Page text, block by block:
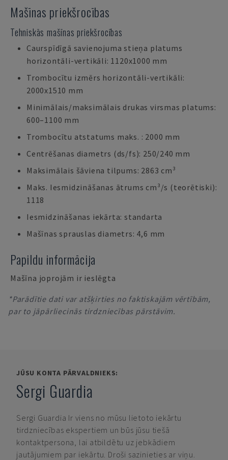
Mašīnas priekšrocības
Tehniskās mašīnas priekšrocības
Caurspīdīgā savienojuma stieņa platums
horizontāli-vertikāli: 1120x1000 mm
Trombocītu izmērs horizontāli-vertikāli:
2000x1510 mm
Minimālais/maksimālais drukas virsmas platums:
600–1100 mm
Trombocītu atstatums maks. : 2000 mm
Centrēšanas diametrs (ds/fs): 250/240 mm
Maksimālais šāviena tilpums: 2863 cm³
Maks. Iesmidzināšanas ātrums cm³/s (teorētiski):
1118
Iesmidzināšanas iekārta: standarta
Mašīnas sprauslas diametrs: 4,6 mm
Papildu informācija
Mašīna joprojām ir ieslēgta
*Parādītie dati var atšķirties no faktiskajām vērtībām,
par to jāpārliecinās tirdzniecības pārstāvim.
JŪSU KONTA PĀRVALDNIEKS:
Sergi Guardia
Sergi Guardia Ir viens no mūsu lietoto iekārtu
tirdzniecības ekspertiem un būs jūsu tiešā
kontaktpersona, lai atbildētu uz jebkādiem
jautājumiem par iekārtu. Droši sazinieties ar viņu.